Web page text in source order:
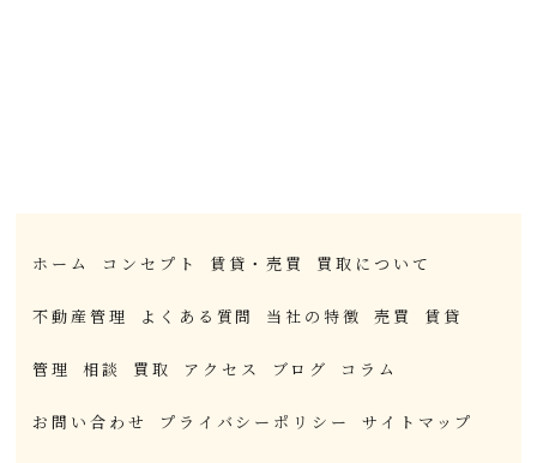
ホーム コンセプト 賃貸・売買 買取について
不動産管理 よくある質問 当社の特徴 売買 賃貸
管理 相談 買取 アクセス ブログ コラム
お問い合わせ プライバシーポリシー サイトマップ